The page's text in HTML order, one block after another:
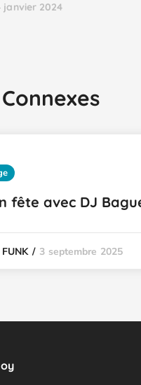
janvier 2024
fête avec DJ
3 septembre 2025